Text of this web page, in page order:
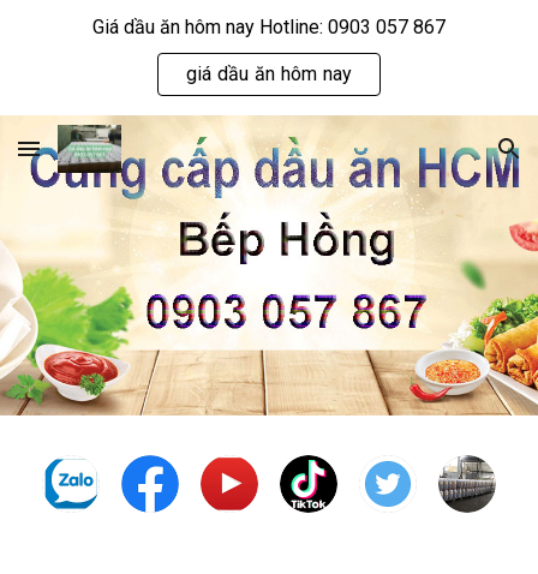
Giá dầu ăn hôm nay Hotline: 0903 057 867
giá dầu ăn hôm nay